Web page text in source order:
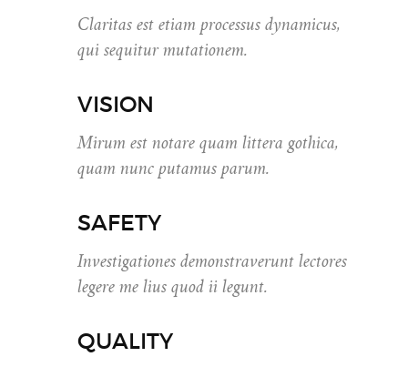
Claritas est etiam processus dynamicus,
qui sequitur mutationem.
VISION
Mirum est notare quam littera gothica,
quam nunc putamus parum.
SAFETY
Investigationes demonstraverunt lectores
legere me lius quod ii legunt.
QUALITY